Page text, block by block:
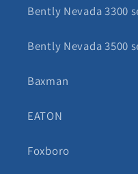
Bently Nevada 3300
Bently Nevada 3500
Baxman
EATON
Foxboro